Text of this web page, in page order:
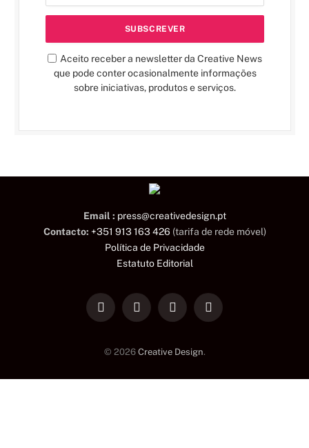
Aceito receber a newsletter da Creative News
que pode conter ocasionalmente informações
sobre iniciativas, produtos e serviços.
Email : press@creativedesign.pt
Contacto: +351 913 163 426 (tarifa de rede móvel)
Política de Privacidade
Estatuto Editorial
LinkedInFacebookInstagramTikTok
© 2026 Creative Design.